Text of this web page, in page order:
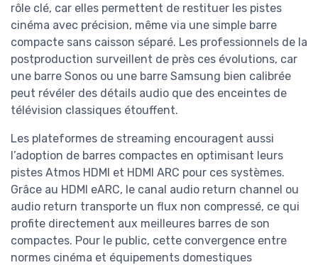
rôle clé, car elles permettent de restituer les pistes
cinéma avec précision, même via une simple barre
compacte sans caisson séparé. Les professionnels de la
postproduction surveillent de près ces évolutions, car
une barre Sonos ou une barre Samsung bien calibrée
peut révéler des détails audio que des enceintes de
télévision classiques étouffent.
Les plateformes de streaming encouragent aussi
l’adoption de barres compactes en optimisant leurs
pistes Atmos HDMI et HDMI ARC pour ces systèmes.
Grâce au HDMI eARC, le canal audio return channel ou
audio return transporte un flux non compressé, ce qui
profite directement aux meilleures barres de son
compactes. Pour le public, cette convergence entre
normes cinéma et équipements domestiques